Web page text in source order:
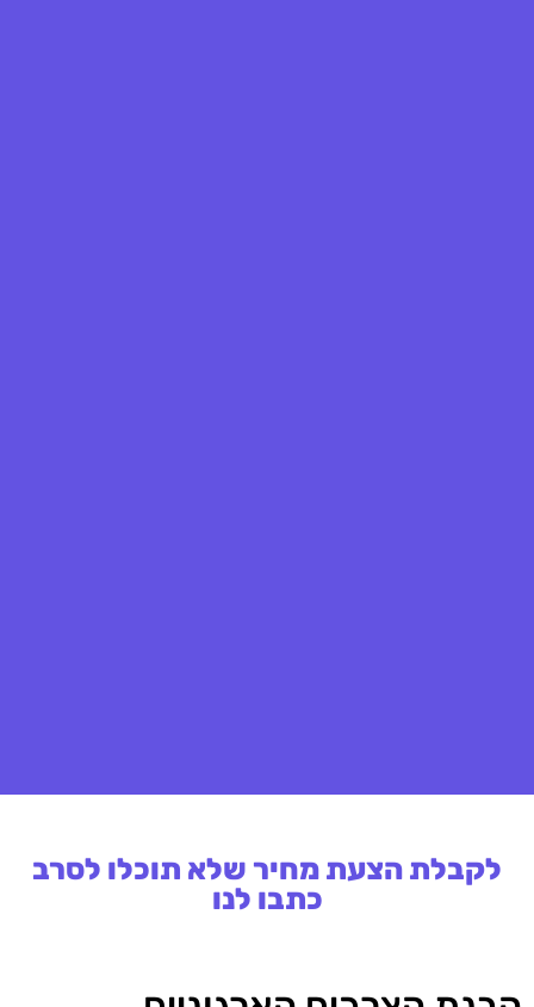
לקבלת הצעת מחיר שלא תוכלו לסרב
כתבו לנו